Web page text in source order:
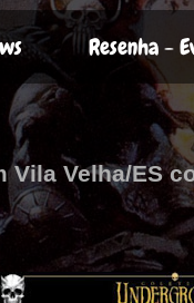
Resenha -
Velha/ES